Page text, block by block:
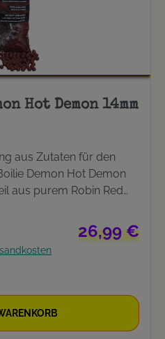
Hot Demon 14mm
aus Zutaten für den
Demon Hot Demon
aus purem Robin Red
äußerst erfolgreich ab
bei kalten
der Boilie seine
sind: Spice Oils
Robin Red
Regulärer
26,99 €